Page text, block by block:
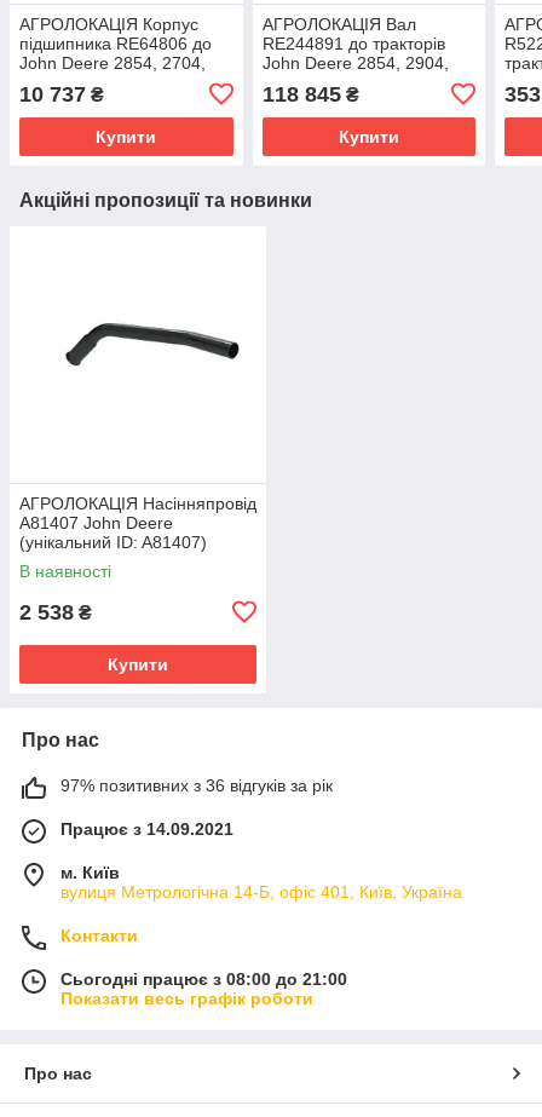
АГРОЛОКАЦІЯ Корпус
підшипника RE64806 до
John Deere 2854, 2704,
8300, 8400 (унікальний
10 737 ₴
Купити
АГРОЛОКАЦІЯ Вал
RE244891 до тракторів
John Deere 2854, 2904,
8130, 3204, 8225R, 8230,
8245R, 8320R (унікальний
118 845₴
Купити
353
Акційні пропозиції та новинки
АГРОЛОКАЦІЯ Насінняпровід
A81407 John Deere
(унікальний ID: A81407)
В наявності
2 538 ₴
Купити
Про нас
97% позитивних з 36 відгуків за рік
Працює з 14.09.2021
м. Київ
вулиця Метрологічна 14-Б, офіс 401, Київ, Україна
Контакти
Сьогодні працює з 08:00 до 21:00
Показати весь графік роботи
Про нас